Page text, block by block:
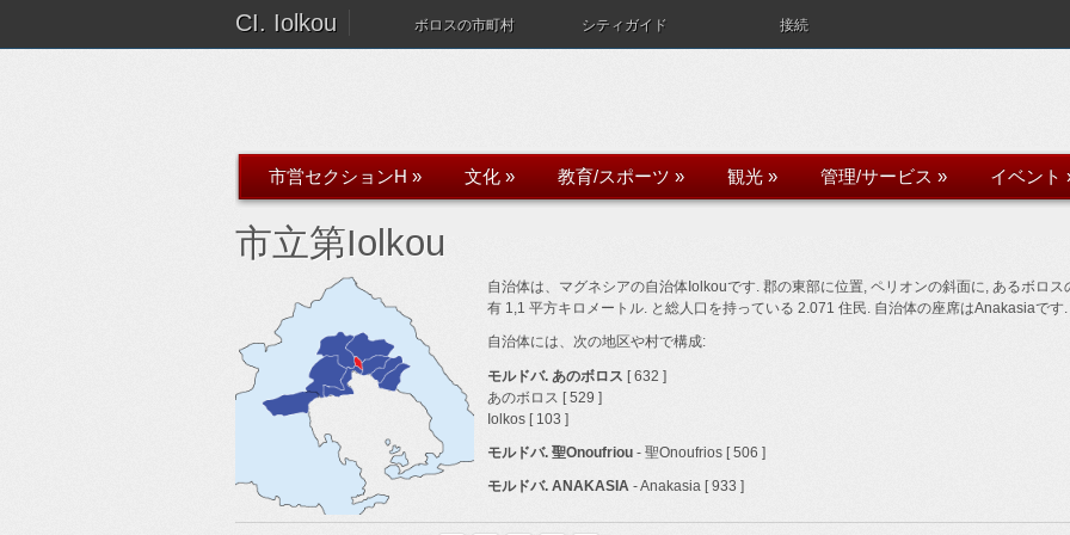
CI. Iolkou ボロスの市町村 シティガイド 接続
市営セクションH » 文化 » 教育/スポーツ » 観光 » 管理/サービス » イベント
市立第Iolkou
自治体は、マグネシアの自治体Iolkouです. 郡の東部に位置, ペリオンの斜面に, あるボロ
有 1,1 平方キロメートル. と総人口を持っている 2.071 住民. 自治体の座席はAnakasiaです.
自治体には、次の地区や村で構成:
モルドバ. あのボロス [ 632 ]
あのボロス [ 529 ]
Iolkos [ 103 ]
モルドバ. 聖Onoufriou - 聖Onoufrios [ 506 ]
モルドバ. ANAKASIA - Anakasia [ 933 ]